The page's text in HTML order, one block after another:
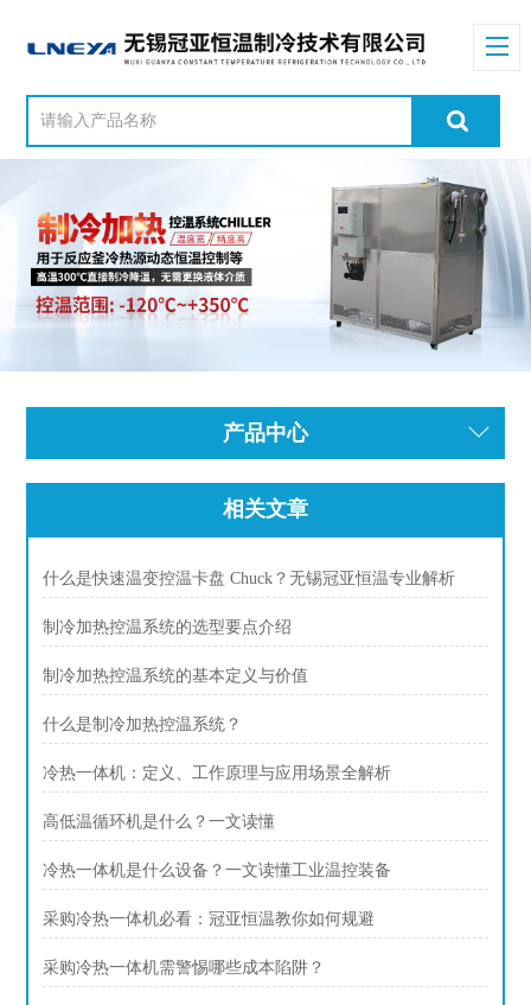
产品中心
相关文章
什么是快速温变控温卡盘 Chuck？无锡冠亚恒温专业解析
制冷加热控温系统的选型要点介绍
制冷加热控温系统的基本定义与价值
什么是制冷加热控温系统？
冷热一体机：定义、工作原理与应用场景全解析
高低温循环机是什么？一文读懂
冷热一体机是什么设备？一文读懂工业温控装备
采购冷热一体机必看：冠亚恒温教你如何规避
采购冷热一体机需警惕哪些成本陷阱？